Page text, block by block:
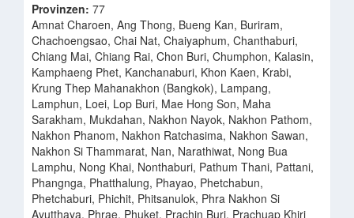
Provinzen: 77
Amnat Charoen, Ang Thong, Bueng Kan, Buriram,
Chachoengsao, Chai Nat, Chaiyaphum, Chanthaburi,
Chiang Mai, Chiang Rai, Chon Buri, Chumphon, Kalasin,
Kamphaeng Phet, Kanchanaburi, Khon Kaen, Krabi,
Krung Thep Mahanakhon (Bangkok), Lampang,
Lamphun, Loei, Lop Buri, Mae Hong Son, Maha
Sarakham, Mukdahan, Nakhon Nayok, Nakhon Pathom,
Nakhon Phanom, Nakhon Ratchasima, Nakhon Sawan,
Nakhon Si Thammarat, Nan, Narathiwat, Nong Bua
Lamphu, Nong Khai, Nonthaburi, Pathum Thani, Pattani,
Phangnga, Phatthalung, Phayao, Phetchabun,
Phetchaburi, Phichit, Phitsanulok, Phra Nakhon Si
Ayutthaya, Phrae, Phuket, Prachin Buri, Prachuap Khiri